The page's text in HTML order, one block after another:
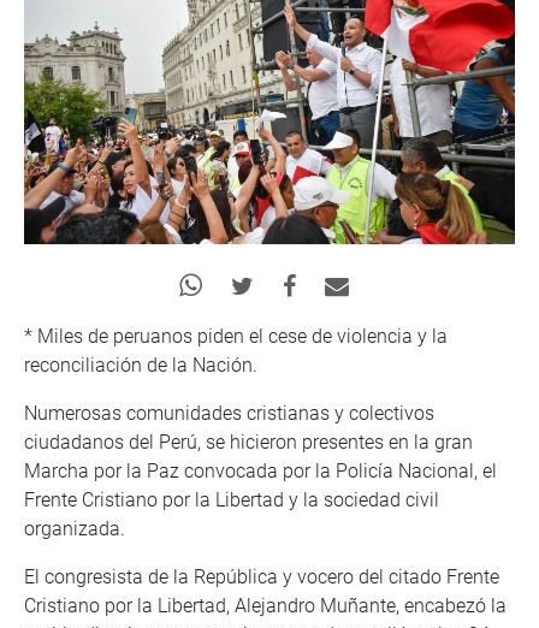
* Miles de peruanos piden el cese de violencia y la
reconciliación de la Nación.
Numerosas comunidades cristianas y colectivos
ciudadanos del Perú, se hicieron presentes en la gran
Marcha por la Paz convocada por la Policía Nacional, el
Frente Cristiano por la Libertad y la sociedad civil
organizada.
El congresista de la República y vocero del citado Frente
Cristiano por la Libertad, Alejandro Muñante, encabezó la